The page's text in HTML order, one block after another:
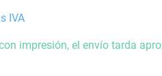
IVA
impresión, el envío tarda